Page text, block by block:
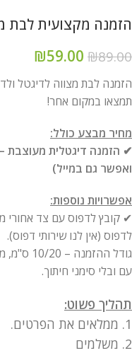
הזמנה מקצועית לבת
₪89.00
₪59.00
הזמנה לבת מצווה לדיגטל
תמצאו במקום אחר!
מחיר מבצע כולל:
✔ הזמנה דיגטלית מעוצבת
ואפשר גם במייל)
אפשרויות נוספות:
✔ קובץ לדפוס עם צד אחורי
לדפוס (אין לנו שירותי דפוס).
עם ובלי סימני חיתוך.
תהליך פשוט:
1. ממלאים את הפרטים.
2. משלמים